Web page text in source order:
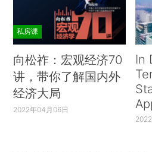
私房课
向松祚：宏观经济70
讲，带你了解国内外
经济大局
2022年04月06日
In